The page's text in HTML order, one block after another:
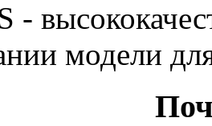
-
модели